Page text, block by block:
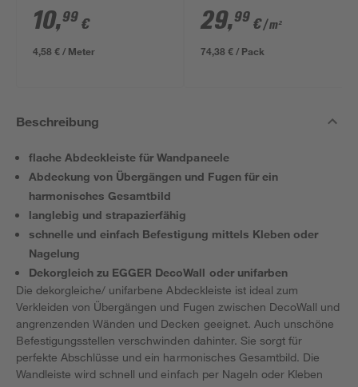
Namur Fichte Natur
2400 x 22 x 45mm
10,99 €
4,58 € / Meter
Loveland Eiche 1250
mm x 660 mm
29,99 €/ m²
74,38 € / Pack
Beschreibung
flache Abdeckleiste für Wandpaneele
Abdeckung von Übergängen und Fugen für ein
harmonisches Gesamtbild
langlebig und strapazierfähig
schnelle und einfach Befestigung mittels Kleben oder
Nagelung
Dekorgleich zu EGGER DecoWall oder unifarben
Die dekorgleiche/ unifarbene Abdeckleiste ist ideal zum
Verkleiden von Übergängen und Fugen zwischen DecoWall und
angrenzenden Wänden und Decken geeignet. Auch unschöne
Befestigungsstellen verschwinden dahinter. Sie sorgt für
perfekte Abschlüsse und ein harmonisches Gesamtbild. Die
Wandleiste wird schnell und einfach per Nageln oder Kleben